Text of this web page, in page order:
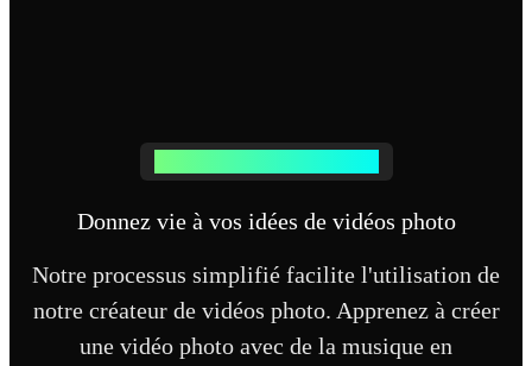
Donnez vie à vos idées de vidéos photo
Notre processus simplifié facilite l'utilisation de
notre créateur de vidéos photo. Apprenez à créer
une vidéo photo avec de la musique en